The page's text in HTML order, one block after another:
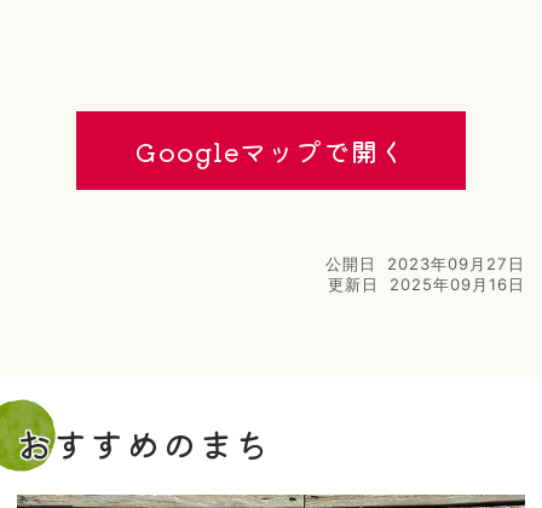
Googleマップで開く
公開日
2023年09月27日
更新日
2025年09月16日
おすすめのまち